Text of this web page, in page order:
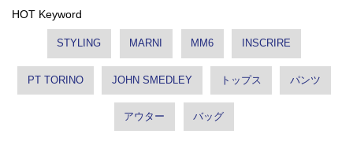
HOT Keyword
STYLING MARNI MM6 INSCRIRE
PT TORINO JOHN SMEDLEY トップス パンツ
アウター バッグ